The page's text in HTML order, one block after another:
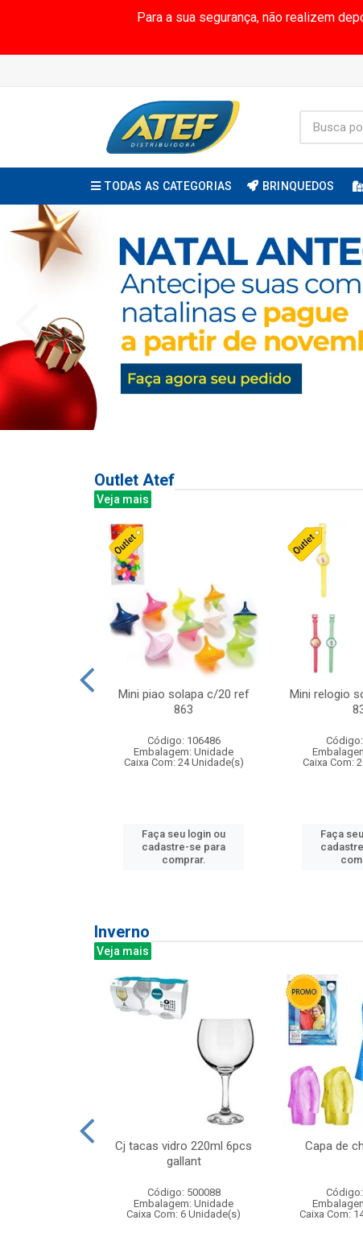
Para a sua segurança, não realizem
TODAS AS CATEGORIAS BRINQUEDOS
Outlet Atef
Veja mais
Mini piao solapa c/20 ref
863
Código: 106486
Embalagem: Unidade
Caixa Com: 24 Unidade(s)
Faça seu login ou
cadastre-se para
comprar.
Mini relogio
Caixa Com:
Faça
Inverno
Veja mais
Cj tacas vidro 220ml 6pcs
gallant
Código: 500088
Embalagem: Unidade
Caixa Com: 6 Unidade(s)
Capa de
Caixa Com: